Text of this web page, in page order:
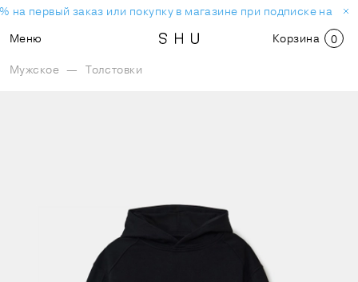
на первый заказ или покупку в магазине при подписке на
Меню
Корзина 0
Мужское — Толстовки